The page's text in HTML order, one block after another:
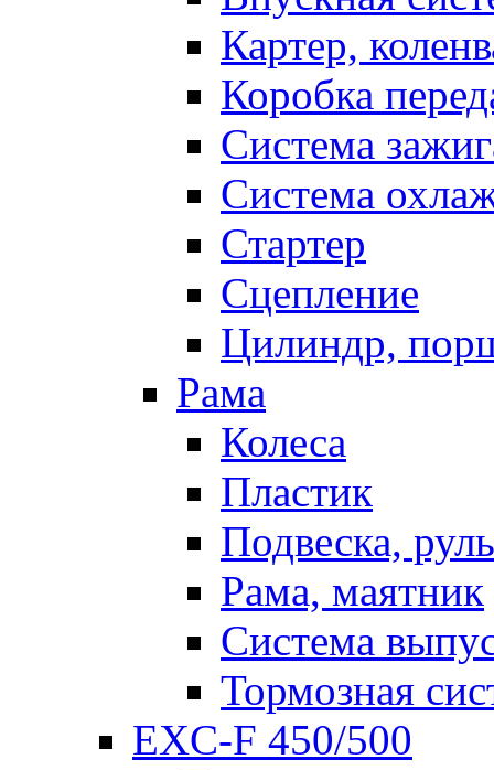
Картер,
Коробка
Система
Система
Стартер
Сцепление
Цилиндр,
Рама
Колеса
Пластик
Подвеска, руль
Рама, маятник
Система
Тормозная
EXC-F 450/500